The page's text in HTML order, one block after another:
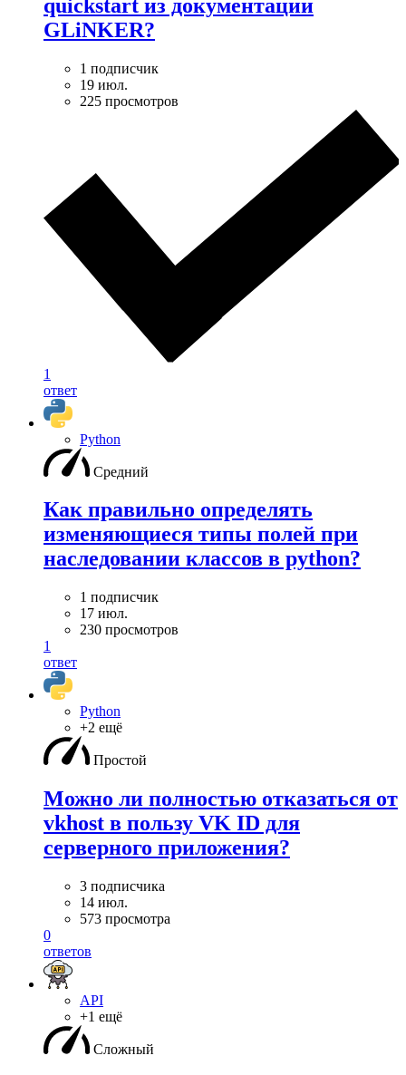
quickstart из документации
GLiNKER?
1 подписчик
19 июл.
225 просмотров
1
ответ
Python
Средний
Как правильно определять
изменяющиеся типы полей при
наследовании классов в python?
1 подписчик
17 июл.
230 просмотров
1
ответ
Python
+2 ещё
Простой
Можно ли полностью отказаться от
vkhost в пользу VK ID для
серверного приложения?
3 подписчика
14 июл.
573 просмотра
0
ответов
API
+1 ещё
Сложный